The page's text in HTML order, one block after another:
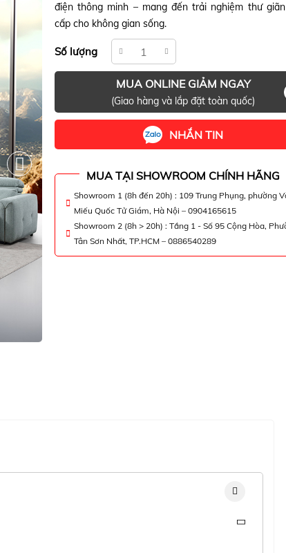
điện thông minh – mang đến trải nghiệm thư
cấp cho không gian sống.
Số lượng
MUA ONLINE GIẢM NGAY
(Giao hàng và lắp đặt toàn quốc)
NHẮN TIN
MUA TẠI SHOWROOM CHÍNH HÃNG
Showroom 1 (8h đến 20h) : 109 Trung Phụng, phường
Miếu Quốc Tử Giám, Hà Nội – 0904165615
Showroom 2 (8h > 20h) : Tầng 1 - Số 95 Cộng Hòa,
Tân Sơn Nhất, TP.HCM – 0886540289